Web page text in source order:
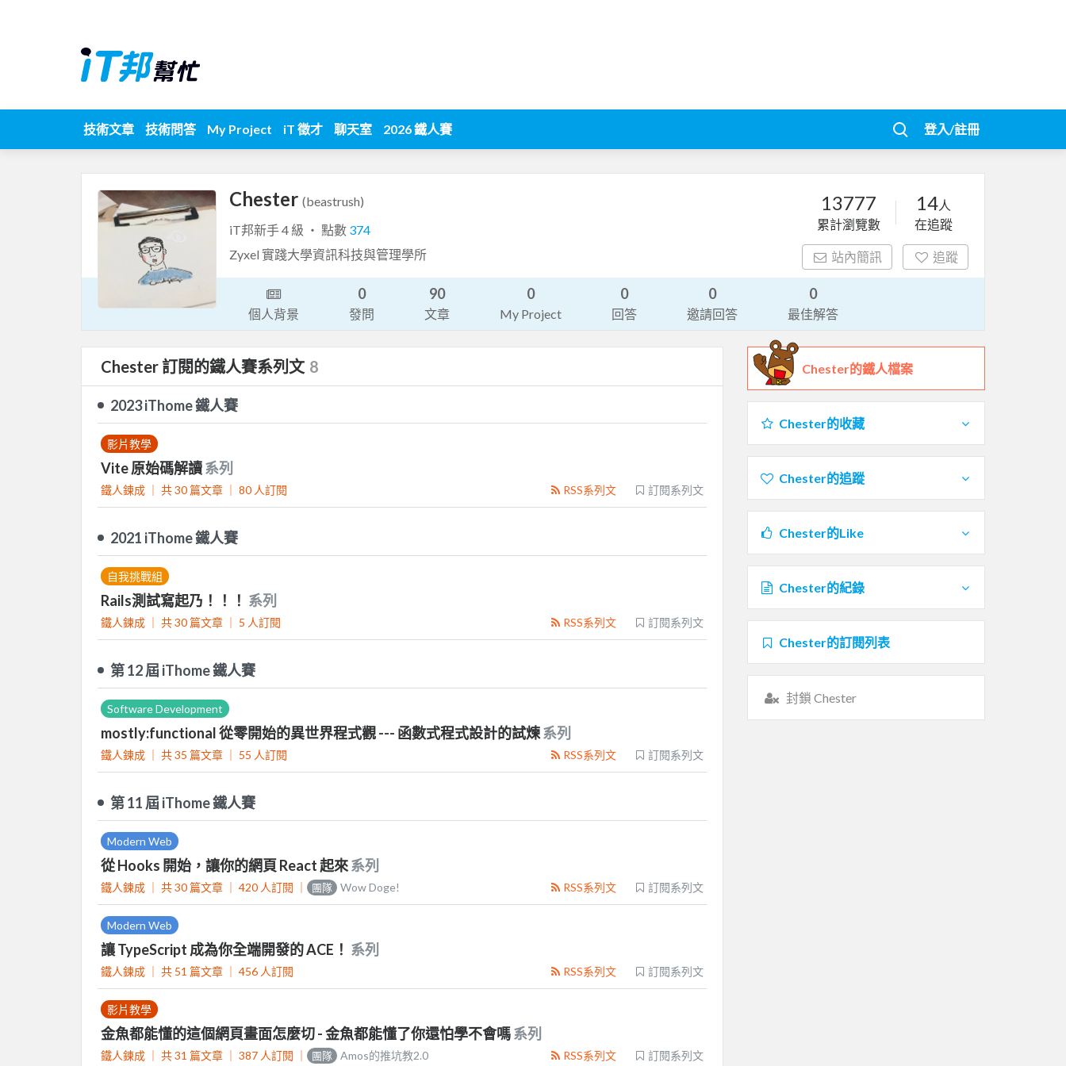
技術文章 技術問答 My Project iT 徵才 聊天室 2026 鐵人賽 登入/註冊
Chester (beastrush)
iT邦新手 4 級 ‧ 點數 374
Zyxel 實踐大學資訊科技與管理學所
13777
累計瀏覽數
14人
在追蹤
站內簡訊 追蹤
個人背景
0
發問
90
文章
0
My Project
0
回答
0
邀請回答
0
最佳解答
Chester 訂閱的鐵人賽系列文 8
2023 iThome 鐵人賽
影片教學
Vite 原始碼解讀系列
鐵人鍊成 ｜ 共 30 篇文章 ｜ 80 人訂閱 訂閱系列文
RSS系列文
2021 iThome 鐵人賽
自我挑戰組
Rails測試寫起乃！！！ 系列
鐵人鍊成 ｜ 共 30 篇文章 ｜ 5 人訂閱 訂閱系列文
RSS系列文
第 12 屆 iThome 鐵人賽
Software Development
mostly:functional 從零開始的異世界程式觀 --- 函數式程式設計的試煉系列
鐵人鍊成 ｜ 共 35 篇文章 ｜ 55 人訂閱 訂閱系列文
RSS系列文
第 11 屆 iThome 鐵人賽
Modern Web
從 Hooks 開始，讓你的網頁 React 起來系列
鐵人鍊成 ｜ 共 30 篇文章 ｜ 420 人訂閱 訂閱系列文
RSS系列文
團隊 Wow Doge!
Modern Web
讓 TypeScript 成為你全端開發的 ACE！ 系列
鐵人鍊成 ｜ 共 51 篇文章 ｜ 456 人訂閱 訂閱系列文
RSS系列文
影片教學
金魚都能懂的這個網頁畫面怎麼切 - 金魚都能懂了你還怕學不會嗎系列
鐵人鍊成 ｜ 共 31 篇文章 ｜ 387 人訂閱 訂閱系列文
RSS系列文
團隊 Amos的推坑教2.0
Chester的鐵人檔案
Chester的收藏
Chester的追蹤
Chester的Like
Chester的紀錄
Chester的訂閱列表
封鎖 Chester